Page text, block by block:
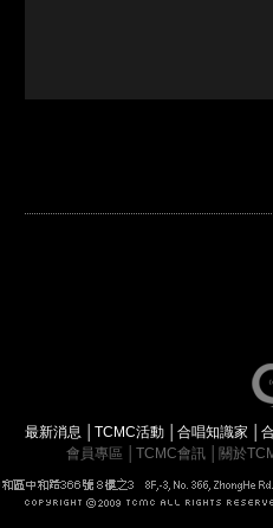
最新消息 │TCMC活動 │合唱知識家 │
會員專區
TCMC會訊 關於